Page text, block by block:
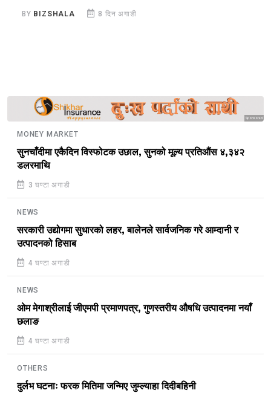
BY BIZSHALA 8 दिन अगाडी
Sponsored
MONEY MARKET
सुनचाँदीमा एकैदिन विस्फोटक उछाल, सुनको मूल्य प्रतिऔंस ४,३४२
डलरमाथि
3 घण्टा अगाडी
NEWS
सरकारी उद्योगमा सुधारको लहर, बालेनले सार्वजनिक गरे आम्दानी र
उत्पादनको हिसाब
4 घण्टा अगाडी
NEWS
ओम मेगाश्रीलाई जीएमपी प्रमाणपत्र, गुणस्तरीय औषधि उत्पादनमा नयाँ
छलाङ
4 घण्टा अगाडी
OTHERS
दुर्लभ घटनाः फरक मितिमा जन्मिए जुम्ल्याहा दिदीबहिनी